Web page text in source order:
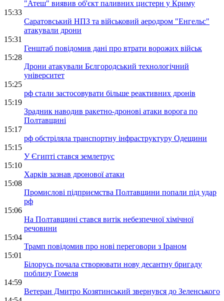
"Атеш" виявив об'єкт паливних цистерн у Криму
15:33
Саратовський НПЗ та військовий аеродром "Енгельс"
атакували дрони
15:31
Генштаб повідомив дані про втрати ворожих військ
15:28
Дрони атакували Бєлгородський технологічний
університет
15:25
рф стали застосовувати більше реактивних дронів
15:19
Зрадник наводив ракетно-дронові атаки ворога по
Полтавщині
15:17
рф обстріляла транспортну інфраструктуру Одещини
15:15
У Єгипті стався землетрус
15:10
Харків зазнав дронової атаки
15:08
Промислові підприємства Полтавщини попали під удар
рф
15:06
На Полтавщині стався витік небезпечної хімічної
речовини
15:04
Трамп повідомив про нові переговори з Іраном
15:01
Білорусь почала створювати нову десантну бригаду
поблизу Гомеля
14:59
Ветеран Дмитро Козятинський звернувся до Зеленського